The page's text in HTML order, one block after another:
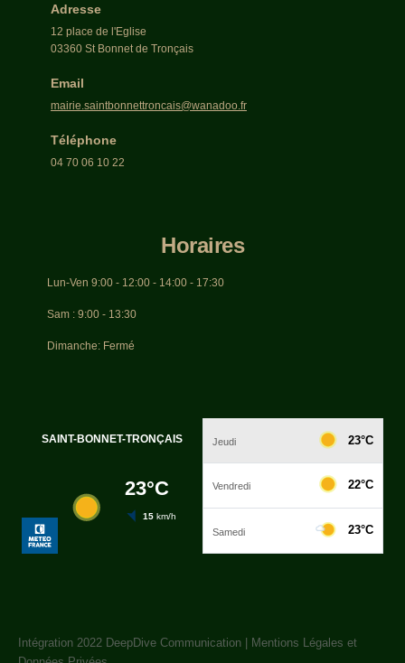
Adresse
12 place de l'Eglise
03360 St Bonnet de Tronçais
Email
mairie.saintbonnettroncais@wanadoo.fr
Téléphone
04 70 06 10 22
Horaires
Lun-Ven 9:00 - 12:00 - 14:00 - 17:30
Sam : 9:00 - 13:30
Dimanche: Fermé
Intégration 2022 DeepDive Communication
Mentions Légales et